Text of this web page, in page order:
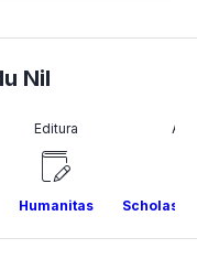
Nil
Editura
Humanitas